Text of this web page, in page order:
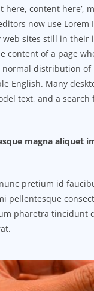
here, content
now use
web sites still in
content of a page
distribution of
English. Many
text, and a
magna aliquet
pretium id
pellentesque
pharetra tincidunt